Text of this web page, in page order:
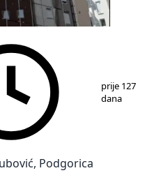
prije 127
dana
Podgorica